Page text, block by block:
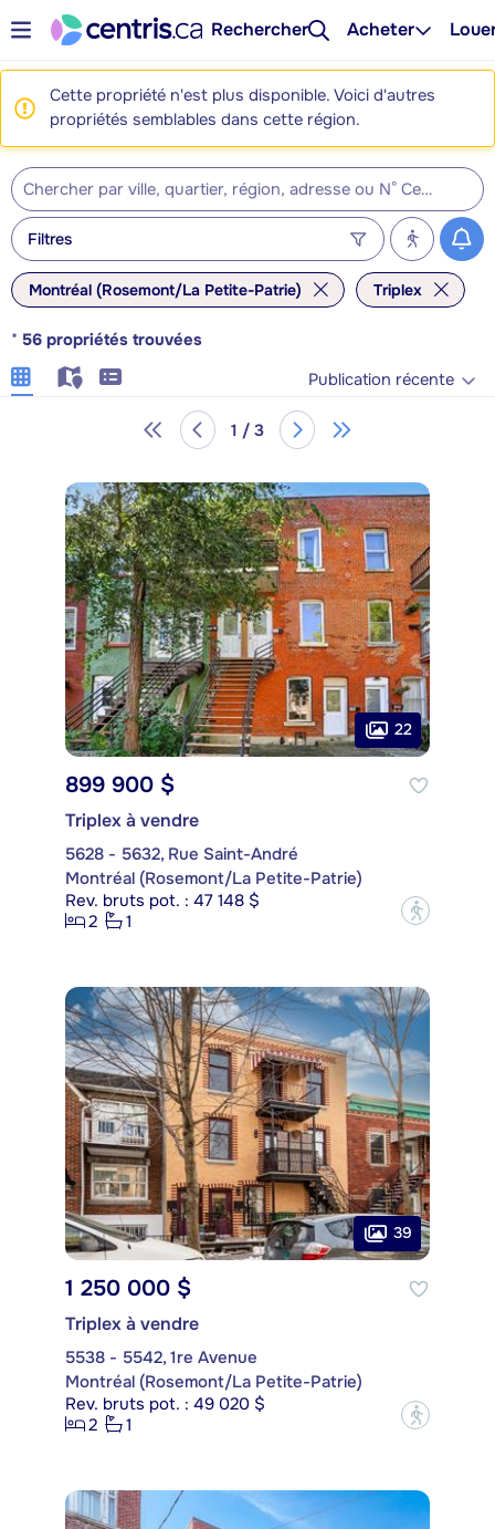
Rechercher Acheter
Cette propriété n'est plus disponible. Voici d'autres
propriétés semblables dans cette région.
Filtres
Montréal (Rosemont/La Petite-Patrie) Triplex
* 56 propriétés trouvées
Publication récente
1 / 3
22
899 900 $
Triplex à vendre
5628 - 5632, Rue Saint-André
Montréal (Rosemont/La Petite-Patrie)
Rev. bruts pot. : 47 148 $
2
1 ?
39
1 250 000 $
Triplex à vendre
5538 - 5542, 1re Avenue
Montréal (Rosemont/La Petite-Patrie)
Rev. bruts pot. : 49 020 $
2
1 ?